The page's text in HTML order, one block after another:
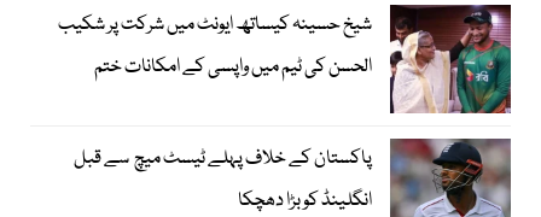
شیخ حسینہ کیساتھ ایونٹ میں شرکت پر شکیب
الحسن کی ٹیم میں واپسی کے امکانات ختم
پاکستان کے خلاف پہلے ٹیسٹ میچ سے قبل
انگلینڈ کو بڑا دھچکا